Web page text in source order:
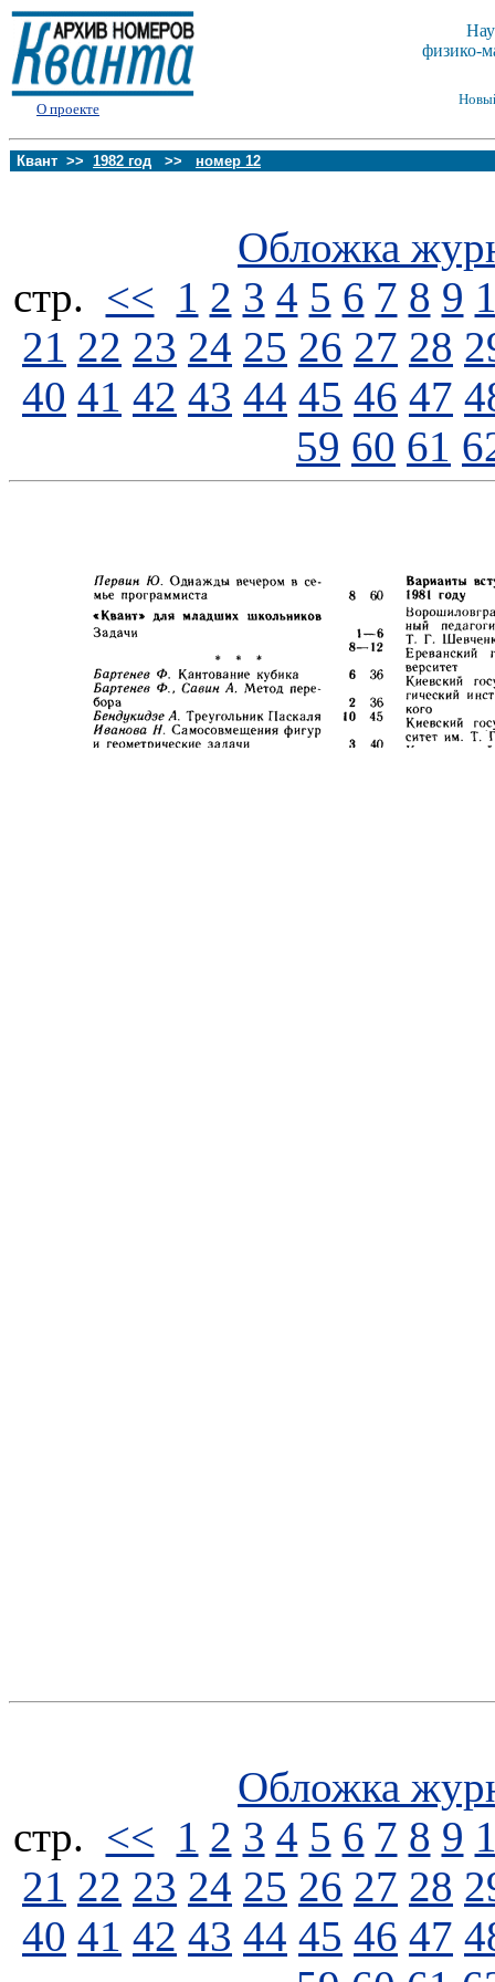
О проекте
физико-
Квант >> 1982 год >> номер 12
Обложка
стp. << 1 2 3 4 5 6 7 8 9
21 22 23 24 25 26 27 28
40 41 42 43 44 45 46 47
59 60 61
Обложка
стp. << 1 2 3 4 5 6 7 8 9
21 22 23 24 25 26 27 28
40 41 42 43 44 45 46 47